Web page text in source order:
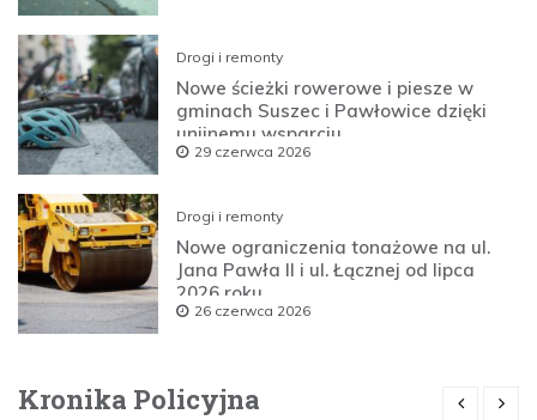
Drogi i remonty
Nowe ścieżki rowerowe i piesze w
gminach Suszec i Pawłowice dzięki
unijnemu wsparciu
29 czerwca 2026
Drogi i remonty
Nowe ograniczenia tonażowe na ul.
Jana Pawła II i ul. Łącznej od lipca
2026 roku
26 czerwca 2026
Kronika Policyjna